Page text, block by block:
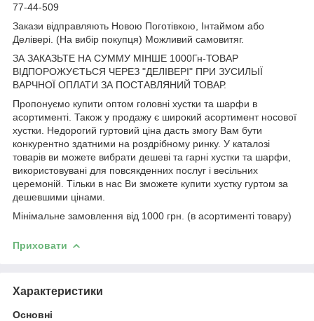
77-44-509
Закази відправляють Новою Поготівкою, Інтаймом або
Делівері. (На вибір покупця) Можливий самовитяг.
ЗА ЗАКАЗЬТЕ НА СУММУ МІНШЕ 1000Гн-ТОВАР
ВІДПОРОЖУЄТЬСЯ ЧЕРЕЗ "ДЕЛІВЕРІ" ПРИ ЗУСИЛЬІЇ
ВАРЧНОЇ ОПЛАТИ ЗА ПОСТАВЛЯНИЙ ТОВАР.
Пропонуємо купити оптом головні хустки та шарфи в
асортименті. Також у продажу є широкий асортимент носової
хустки. Недорогий гуртовий ціна дасть змогу Вам бути
конкурентно здатними на роздрібному ринку. У каталозі
товарів ви можете вибрати дешеві та гарні хустки та шарфи,
використовувані для повсякденних послуг і весільних
церемоній. Тільки в нас Ви зможете купити хустку гуртом за
дешевшими цінами.
Мінімальне замовлення від 1000 грн. (в асортименті товару)
Приховати
Характеристики
Основні